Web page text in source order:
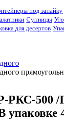
под запайку
Супницы
для десертов
РКС-500 /
упаковке